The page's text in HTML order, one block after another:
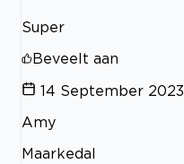
Super
Beveelt aan
14 September 2023
Amy
Maarkedal